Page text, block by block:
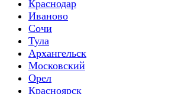
Краснодар
Иваново
Сочи
Тула
Архангельск
Московский
Орел
Красноярск